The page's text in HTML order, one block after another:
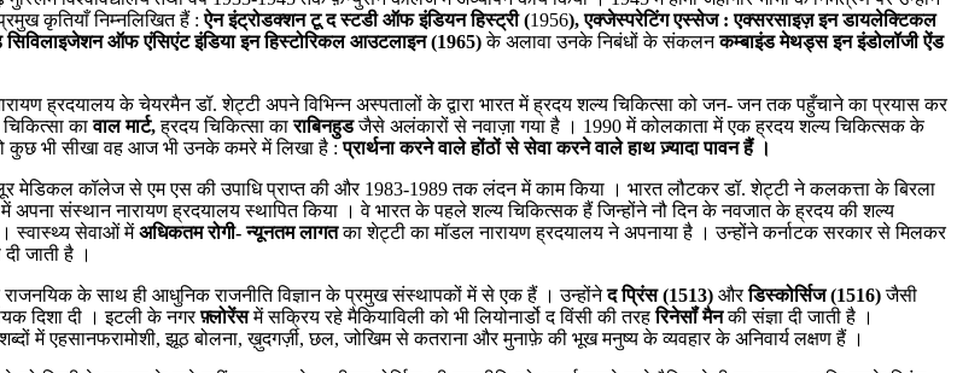
कृतियाँ निम्नलिखित हैं :ऐन इंट्रोडक्शन टू द स्टडी ऑफ इंडियन हिस्ट्री (1956), एक्जेस्परेटिंग एस्सेज : एक्सरसाइज़ इन डायलेक्टिकल
ऑफ एंसिएंट इंडिया इन हिस्टोरिकल आउटलाइन (1965)के अलावा उनके निबंधों के संकलनकम्बाइंड मेथड्स इन इंडोलॉजी ऐंड
ह्रदयालय के चेयरमैन डॉ. शेट्टी अपने विभिन्न अस्पतालों के द्वारा भारत में ह्रदय शल्य चिकित्सा को जन- जन तक पहुँचाने का प्रयास कर
कावाल मार्ट,ह्रदय चिकित्सा काराबिनहुडजैसे अलंकारों से नवाज़ा गया है । 1990 में कोलकाता में एक ह्रदय शल्य चिकित्सक के
कुछ भी सीखा वह आज भी उनके कमरे में लिखा है :प्रार्थना करने वाले होंठों से सेवा करने वाले हाथ ज़्यादा पावन हैं ।
मेडिकल कॉलेज से एम एस की उपाधि प्राप्त की और 1983-1989 तक लंदन में काम किया । भारत लौटकर डॉ. शेट्टी ने कलकत्ता के बिरला
संस्थान नारायण ह्रदयालय स्थापित किया । वे भारत के पहले शल्य चिकित्सक हैं जिन्होंने नौ दिन के नवजात के ह्रदय की शल्य
स्वास्थ्य सेवाओं मेंअधिकतम रोगी- न्यूनतम लागतका शेट्टी का मॉडल नारायण ह्रदयालय ने अपनाया है । उन्होंने कर्नाटक सरकार से मिलकर
जाती है ।
राजनयिक के साथ ही आधुनिक राजनीति विज्ञान के प्रमुख संस्थापकों में से एक हैं । उन्होंनेद प्रिंस (1513) औरडिस्कोर्सिज (1516)जैसी
दिशा दी । इटली के नगरफ़्लोरेंसमें सक्रिय रहे मैकियाविली को भी लियोनार्डो द विंसी की तरहरिनेसॉं मैनकी संज्ञा दी जाती है ।
में एहसानफरामोशी, झूठ बोलना, ख़ुदगर्ज़ी, छल, जोखिम से कतराना और मुनाफ़े की भूख मनुष्य के व्यवहार के अनिवार्य लक्षण हैं ।